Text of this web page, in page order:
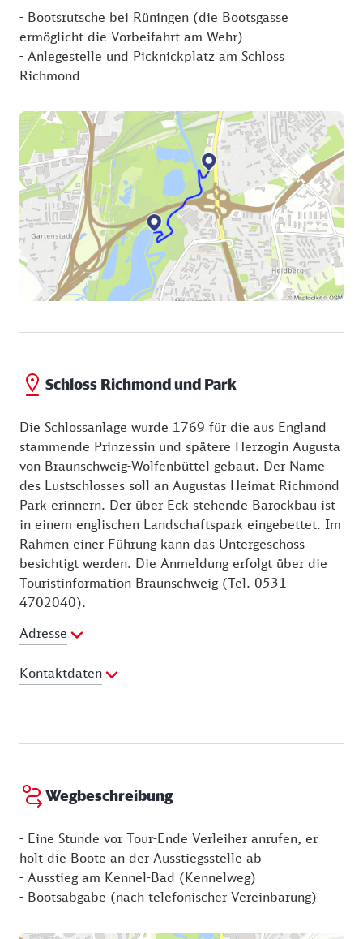
- Bootsrutsche bei Rüningen (die Bootsgasse
ermöglicht die Vorbeifahrt am Wehr)
- Anlegestelle und Picknickplatz am Schloss
Richmond
Schloss Richmond und Park
Die Schlossanlage wurde 1769 für die aus England
stammende Prinzessin und spätere Herzogin Augusta
von Braunschweig-Wolfenbüttel gebaut. Der Name
des Lustschlosses soll an Augustas Heimat Richmond
Park erinnern. Der über Eck stehende Barockbau ist
in einem englischen Landschaftspark eingebettet. Im
Rahmen einer Führung kann das Untergeschoss
besichtigt werden. Die Anmeldung erfolgt über die
Touristinformation Braunschweig (Tel. 0531
4702040).
Adresse
Kontaktdaten
E-Mail Adresse:touristinfo@braunschweig.de
http://www.braunschweig.de/tourismus/ihr-besuch-
in-braunschweig/sehenswuerdigkeiten/eintraege-
Wegbeschreibung
- Eine Stunde vor Tour-Ende Verleiher anrufen, er
holt die Boote an der Ausstiegsstelle ab
- Ausstieg am Kennel-Bad (Kennelweg)
- Bootsabgabe (nach telefonischer Vereinbarung)